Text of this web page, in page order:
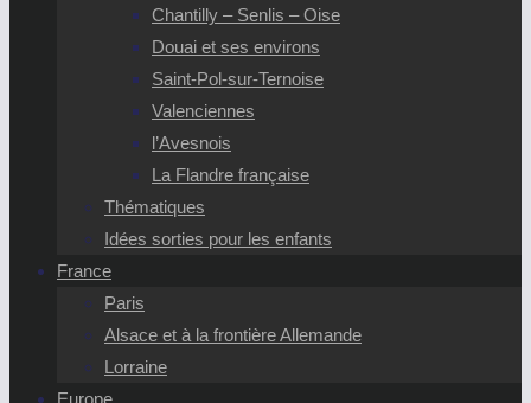
Chantilly – Senlis – Oise
Douai et ses environs
Saint-Pol-sur-Ternoise
Valenciennes
l’Avesnois
La Flandre française
Thématiques
Idées sorties pour les enfants
France
Paris
Alsace et à la frontière Allemande
Lorraine
Europe